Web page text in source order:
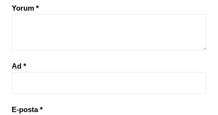
Yorum *
Ad *
E-posta*